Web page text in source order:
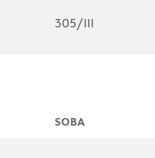
305/III
SOBA